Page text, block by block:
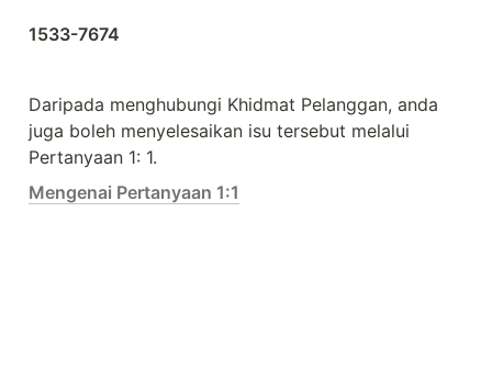
1533-7674
Daripada menghubungi Khidmat Pelanggan, anda
juga boleh menyelesaikan isu tersebut melalui
Pertanyaan 1: 1.
Mengenai Pertanyaan 1:1